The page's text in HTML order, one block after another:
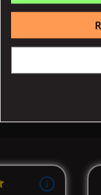
Description Détail